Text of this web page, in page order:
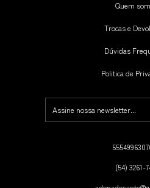
Quem
Trocas e
Dúvidas
Politica de
(54) 3261-